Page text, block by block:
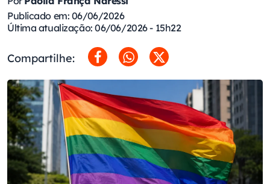
Publicado em: 06/06/2026
Última atualização: 06/06/2026 - 15h22
Compartilhe: